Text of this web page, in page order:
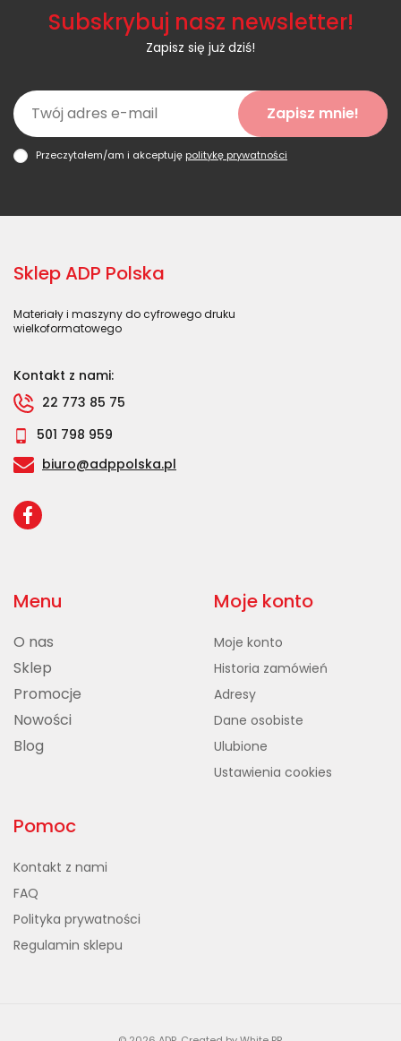
Subskrybuj nasz newsletter!
Zapisz się już dziś!
Zapisz mnie!
Przeczytałem/am i akceptuję politykę prywatności
Sklep ADP Polska
Materiały i maszyny do cyfrowego druku
wielkoformatowego
Kontakt z nami:
22 773 85 75
501 798 959
biuro@adppolska.pl
Menu
O nas
Sklep
Promocje
Nowości
Blog
Moje konto
Moje konto
Historia zamówień
Adresy
Dane osobiste
Ulubione
Ustawienia cookies
Pomoc
Kontakt z nami
FAQ
Polityka prywatności
Regulamin sklepu